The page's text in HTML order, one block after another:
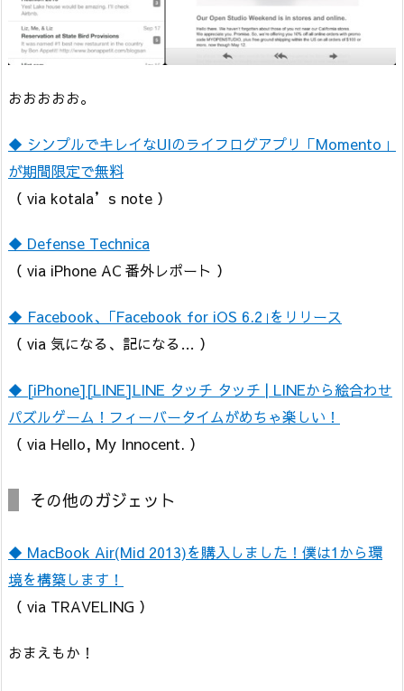
おおおおお。
◆ シンプルでキレイなUIのライフログアプリ「Momento」
が期間限定で無料
（ via kotala’s note ）
◆ Defense Technica
（ via iPhone AC 番外レポート ）
◆ Facebook、｢Facebook for iOS 6.2｣をリリース
（ via 気になる、記になる… ）
◆ [iPhone][LINE]LINE タッチ タッチ | LINEから絵合わせ
パズルゲーム！フィーバータイムがめちゃ楽しい！
（ via Hello, My Innocent. ）
その他のガジェット
◆ MacBook Air(Mid 2013)を購入しました！僕は1から環
境を構築します！
（ via TRAVELING ）
おまえもか！